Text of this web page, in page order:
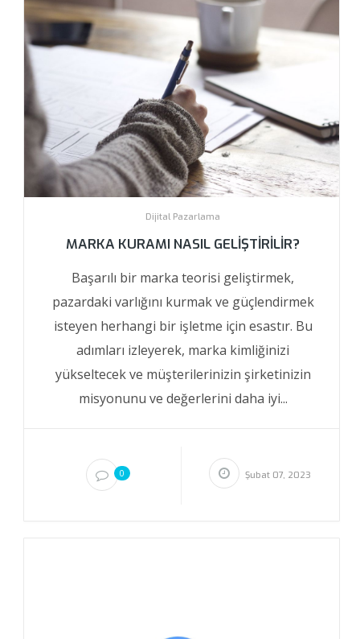
Dijital Pazarlama
MARKA KURAMI NASIL GELIŞTIRILIR?
Başarılı bir marka teorisi geliştirmek,
pazardaki varlığını kurmak ve güçlendirmek
isteyen herhangi bir işletme için esastır. Bu
adımları izleyerek, marka kimliğinizi
yükseltecek ve müşterilerinizin şirketinizin
misyonunu ve değerlerini daha iyi...
0 Şubat 07, 2023